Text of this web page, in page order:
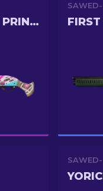
WASTELAND PRINCESS